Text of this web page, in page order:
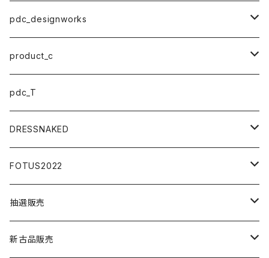
pdc_designworks
ステッカー
マスク
アクセサリー
ウェア
ミニカー
模型
product_c
小物アクセサリー
pdc_T
DRESSNAKED
ボディアクセサリー
アイウエア
小物アクセサリー
FOTUS2022
ステッカー
アクセサリー
抽選販売
模型
新古品販売